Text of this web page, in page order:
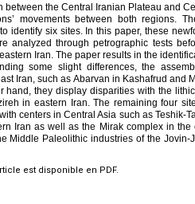
between the Central Iranian Plateau and
movements between both regions.
identify six sites. In this paper, these
analyzed through petrographic tests
Iran. The paper results in the
some slight differences, the
Iran, such as Abarvan in Kashafrud and
hand, they display disparities with the
in eastern Iran. The remaining four
centers in Central Asia such as Teshik-
Iran as well as the Mirak complex in
Middle Paleolithic industries of the
est disponible en PDF.